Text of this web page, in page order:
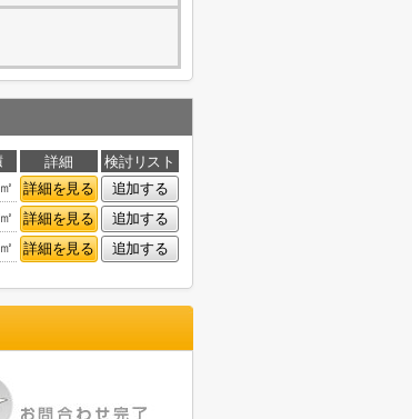
詳細
検討リスト
詳細を見る
追加する
詳細を見る
追加する
詳細を見る 追加する